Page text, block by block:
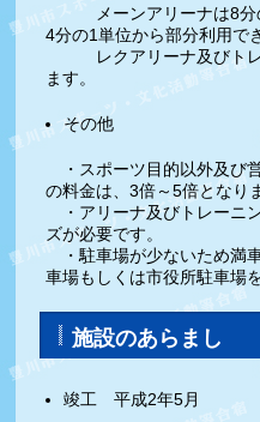
メーンアリーナは8分の
4分の1単位から部分利用で
レクアリーナ及びトレ
ます。
その他
・スポーツ目的以外及び
の料金は、3倍～5倍となり
・アリーナ及びトレーニ
ズが必要です。
・駐車場が少ないため満
車場もしくは市役所駐車場
施設のあらまし
竣工 平成2年5月